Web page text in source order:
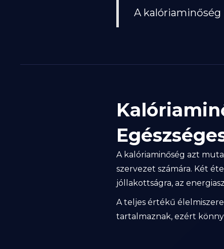
A
A kalóriaminőség azt
szervezet számára. Két
jóllakottságra, az
A teljes értékű
tartalmaznak, ezért